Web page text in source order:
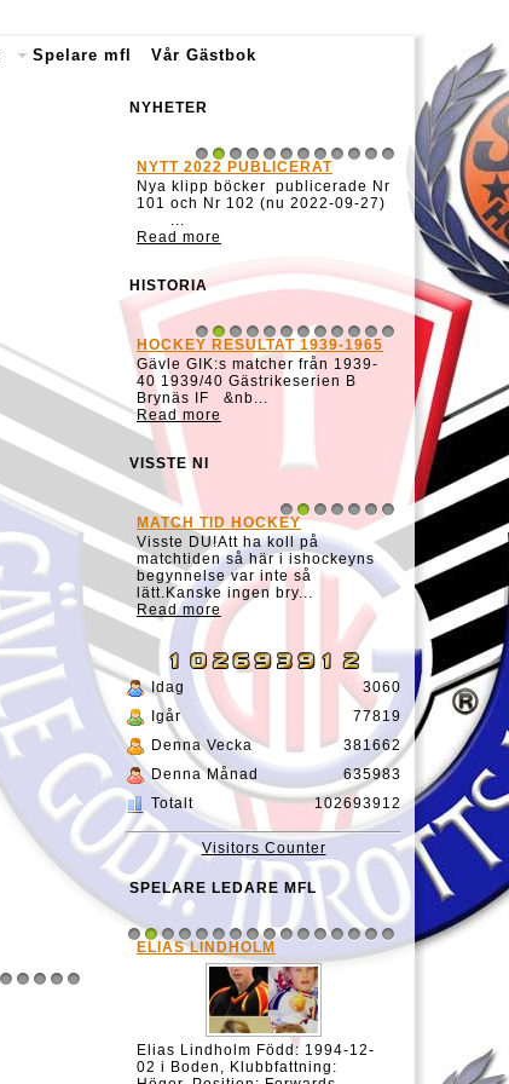
Spelare mfl Vår Gästbok
NYHETER
1 2 3 4 5 6 7 8 9
NYTT 2022 PUBLICERAT
Nya klipp böcker publicerade Nr
101 och Nr 102 (nu 2022-09-27)
...
Read more
HISTORIA
1 2 3 4 5 6 7 8 9 101112
HOCKEY RESULTAT 1939-1965
Gävle GIK:s matcher från 1939-
40 1939/40 Gästrikeserien B
Brynäs IF &nb...
Read more
VISSTE NI
1 2 3 4 5 6
MATCH TID HOCKEY
Visste DU!Att ha koll på
matchtiden så här i ishockeyns
begynnelse var inte så
lätt.Kanske ingen bry...
Read more
Idag
Igår
Denna Vecka
Denna Månad
Totalt
3060
77819
381662
635983
102693912
Visitors Counter
SPELARE LEDARE MFL
2 3 4 5 6 7 8 9 1516
ELIAS LINDHOLM
Elias Lindholm Född: 1994-12-
02 i Boden, Klubbfattning: